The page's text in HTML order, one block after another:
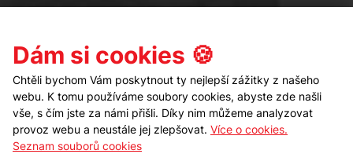
Kontakt Sledujte nás
Dám si cookies 🍪
Chtěli bychom Vám poskytnout ty nejlepší zážitky z našeho
webu. K tomu používáme soubory cookies, abyste zde našli
vše, s čím jste za námi přišli. Díky nim můžeme analyzovat
provoz webu a neustále jej zlepšovat. Více o cookies.
Seznam souborů cookies